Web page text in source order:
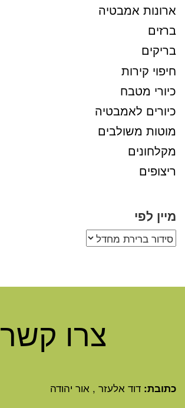
ארונות אמבטיה
ברזים
בריקים
חיפוי קירות
כיורי מטבח
כיורים לאמבטיה
מוטות משולבים
מקלחונים
ריצופים
מיין לפי
צרו קשר
כתובת: דוד אלעזר , אור יהודה